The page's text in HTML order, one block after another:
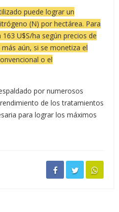
puede lograr un
(N) por hectárea. Para
U$S/ha según precios de
aún, si se monetiza el
o el
por numerosos
de los tratamientos
para lograr los máximos